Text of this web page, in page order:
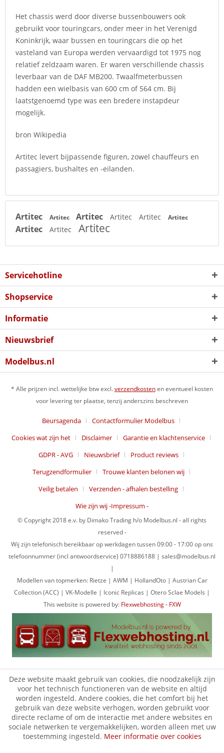
Het chassis werd door diverse bussenbouwers ook
gebruikt voor touringcars, onder meer in het Verenigd
Koninkrijk, waar bussen en touringcars die op het
vasteland van Europa werden vervaardigd tot 1975 nog
relatief zeldzaam waren. Er waren verschillende chassis
leverbaar van de DAF MB200. Twaalfmeterbussen
hadden een wielbasis van 600 cm of 564 cm. Bij
laatstgenoemd type was een bredere instapdeur
mogelijk.
bron Wikipedia
Artitec levert bijpassende figuren, zowel chauffeurs en
passagiers, bushaltes en -eilanden.
Artitec Artitec Artitec Artitec Artitec Artitec
Artitec Artitec Artitec
Servicehotline
Shopservice
Informatie
Nieuwsbrief
Modelbus.nl
* Alle prijzen incl. wettelijke btw excl.verzendkostenen eventueel kosten
voor levering ter plaatse, tenzij anderszins beschreven
Beursagenda
Contactformulier Modelbus
Cookies wat zijn het
Disclaimer
Garantie en klachtenservice
GDPR - AVG
Nieuwsbrief
Product reviews
Terugzendformulier
Trouwe klanten belonen wij
Veilig betalen
Verzenden - afhalen bestelling
Wie zijn wij -Impressum -
© Copyright 2018 e.v. by Dimako Trading h/o Modelbus.nl - all rights
reserved -
Wij zijn telefonisch bereikbaar op werkdagen tussen 09:00 - 17:00 op ons
telefoonnummer (incl antwoordservice) 0718886188 | sales@modelbus.nl
|
Modellen van topmerken: Rietze | AWM | HollandOto | Austrian Car
Collection (ACC) | VK-Modelle | Iconic Replicas | Otero Sclae Models |
This website is powered by: Flexwebhosting - FXW
Deze website maakt gebruik van cookies, die noodzakelijk zijn
voor het technisch functioneren van de website en altijd
worden ingesteld. Andere cookies, die het comfort bij het
gebruik van deze website verhogen, worden gebruikt voor
directe reclame of om de interactie met andere websites en
sociale netwerken te vergemakkelijken, worden alleen met uw
toestemming ingesteld. Meer informatie over cookies